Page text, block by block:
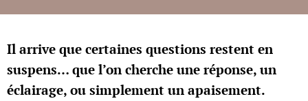
Il arrive que certaines questions restent en
suspens… que l’on cherche une réponse, un
éclairage, ou simplement un apaisement.